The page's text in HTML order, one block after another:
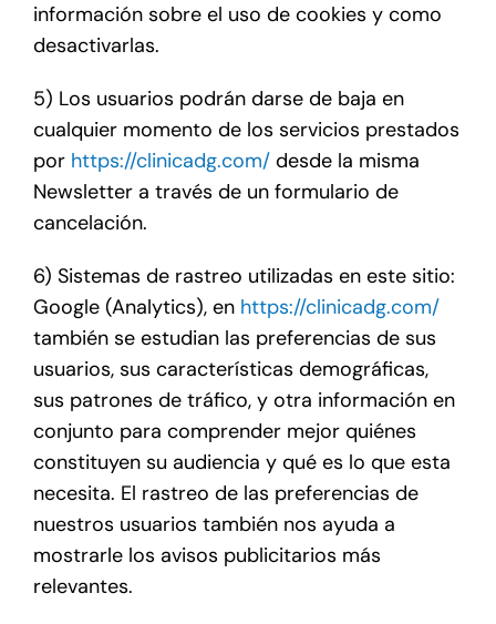
información sobre el uso de cookies y como
desactivarlas.
5) Los usuarios podrán darse de baja en
cualquier momento de los servicios prestados
por https://clinicadg.com/ desde la misma
Newsletter a través de un formulario de
cancelación.
6) Sistemas de rastreo utilizadas en este sitio:
Google (Analytics), en https://clinicadg.com/
también se estudian las preferencias de sus
usuarios, sus características demográficas,
sus patrones de tráfico, y otra información en
conjunto para comprender mejor quiénes
constituyen su audiencia y qué es lo que esta
necesita. El rastreo de las preferencias de
nuestros usuarios también nos ayuda a
mostrarle los avisos publicitarios más
relevantes.